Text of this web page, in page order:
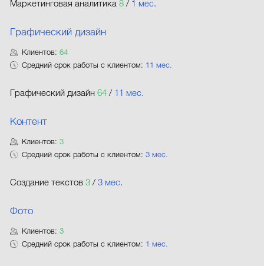
Маркетинговая аналитика 8 / 1 мес.
Графический дизайн
Клиентов:64
Средний срок работы с клиентом: 11 мес.
Графический дизайн 64 / 11 мес.
Контент
Клиентов:3
Средний срок работы с клиентом:3 мес.
Создание текстов 3 /3 мес.
Фото
Клиентов:3
Средний срок работы с клиентом: 1 мес.